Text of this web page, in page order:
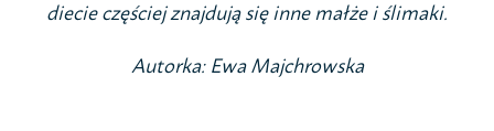
diecie częściej znajdują się inne małże i ślimaki.
Autorka: Ewa Majchrowska